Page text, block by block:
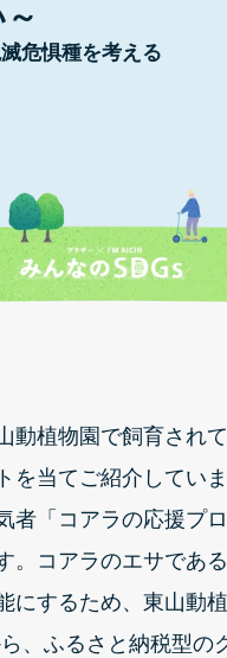
危惧種を考える
動植物園で飼育され
を当てご紹介してい
者「コアラの応援プロ
。コアラのエサであ
にするため、東山動
、ふるさと納税型の